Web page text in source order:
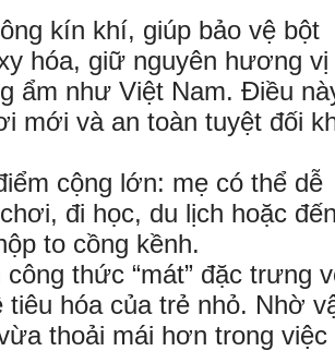
kín khí, giúp bảo vệ bột
hóa, giữ nguyên hương vị
ẩm như Việt Nam. Điều
mới và an toàn tuyệt đối
cộng lớn: mẹ có thể dễ
đi học, du lịch hoặc
to cồng kềnh.
thức “mát” đặc trưng
hóa của trẻ nhỏ. Nhờ
thoải mái hơn trong việc